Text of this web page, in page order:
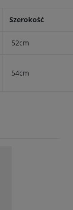
Szerokość
52cm
54cm